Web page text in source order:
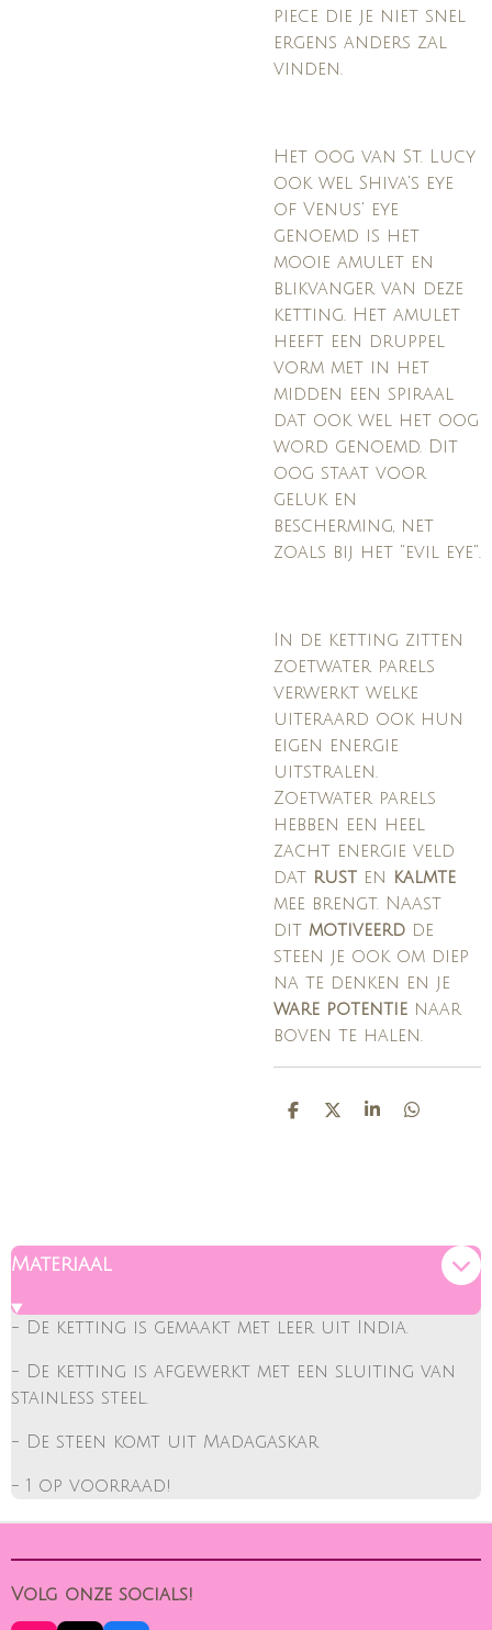
piece die je niet snel
ergens anders zal
vinden.
Het oog van St. Lucy
ook wel Shiva's eye
of Venus' eye
genoemd is het
mooie amulet en
blikvanger van deze
ketting. Het amulet
heeft een druppel
vorm met in het
midden een spiraal
dat ook wel het oog
word genoemd. Dit
oog staat voor
geluk en
bescherming, net
zoals bij het "evil eye".
In de ketting zitten
zoetwater parels
verwerkt welke
uiteraard ook hun
eigen energie
uitstralen.
Zoetwater parels
hebben een heel
zacht energie veld
dat rust en kalmte
mee brengt. Naast
dit motiveerd de
steen je ook om diep
na te denken en je
ware potentie naar
boven te halen.
D
D
S
D
Materiaal
- De ketting is gemaakt met leer uit India.
- De ketting is afgewerkt met een sluiting van
stainless steel.
- De steen komt uit Madagaskar
- 1 op voorraad!
Volg onze socials!